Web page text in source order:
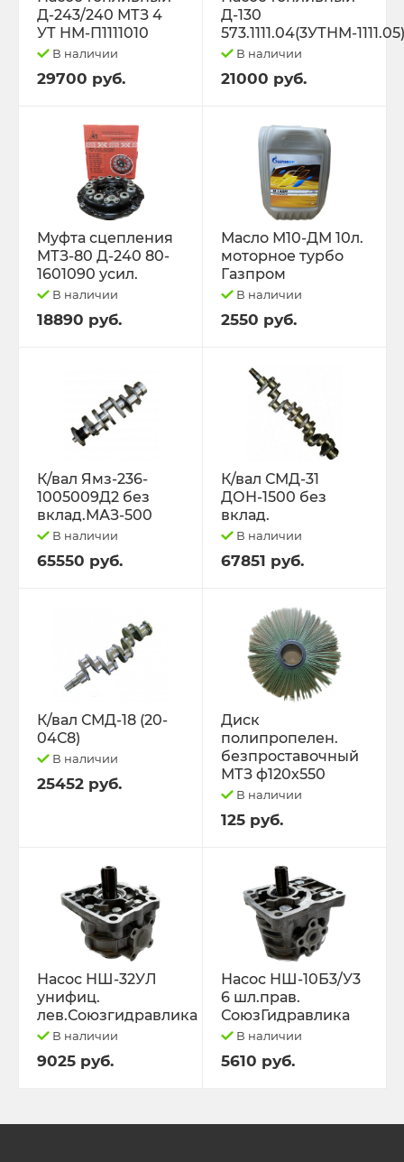
Д-243/240 МТЗ 4
УТ НМ-П1111010
В наличии
29700 руб.
Д-130
573.1111.04(3УТНМ-1111.05)
В наличии
21000 руб.
Муфта сцепления
МТЗ-80 Д-240 80-
1601090 усил.
В наличии
18890 руб.
Масло М10-ДМ 10л.
моторное турбо
Газпром
В наличии
2550 руб.
К/вал Ямз-236-
1005009Д2 без
вклад.МАЗ-500
В наличии
65550 руб.
К/вал СМД-31
ДОН-1500 без
вклад.
В наличии
67851 руб.
К/вал СМД-18 (20-
04С8)
В наличии
25452 руб.
Диск
полипропелен.
безпроставочный
МТЗ ф120х550
В наличии
125 руб.
Насос НШ-32УЛ
унифиц.
лев.Союзгидравлика
В наличии
9025 руб.
Насос НШ-10Б3/У3
6 шл.прав.
СоюзГидравлика
В наличии
5610 руб.